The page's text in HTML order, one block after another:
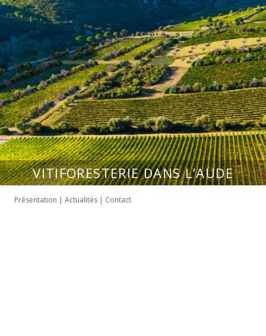
VITIFORESTERIE DANS L’AUDE
Présentation | Actualités | Contact